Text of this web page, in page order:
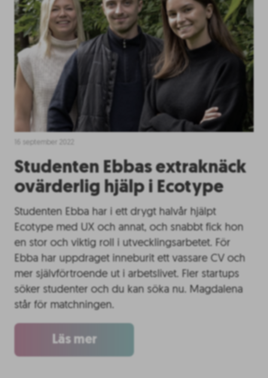
16 september 2022
Studenten Ebbas extraknäck
ovärderlig hjälp i Ecotype
Studenten Ebba har i ett drygt halvår hjälpt
Ecotype med UX och annat, och snabbt fick hon
en stor och viktig roll i utvecklingsarbetet. För
Ebba har uppdraget inneburit ett vassare CV och
mer självförtroende ut i arbetslivet. Fler startups
söker studenter och du kan söka nu. Magdalena
står för matchningen.
Läs mer